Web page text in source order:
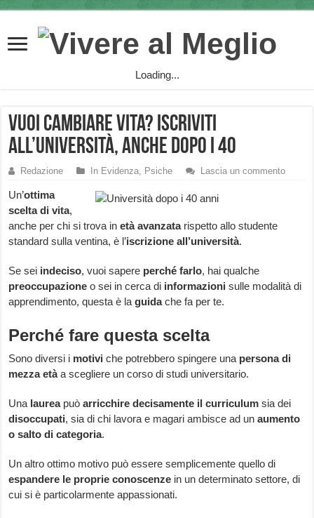
Loading...
Vuoi cambiare vita? Iscriviti
all’università, anche dopo i 40
Redazione In Evidenza, Psiche Lascia un commento
Un’ottima
scelta di vita,
anche per chi si trova inetà avanzata rispetto allo studente
standard sulla ventina, è l’iscrizione all’università.
Se sei indeciso, vuoi sapere perché farlo, hai qualche
preoccupazione o sei in cerca di informazioni sulle modalità di
apprendimento, questa è laguidache fa per te.
Perché fare questa scelta
Sono diversi i motivi che potrebbero spingere una persona di
mezza etàa scegliere un corso di studi universitario.
Una laureapuòarricchire decisamente il curriculum sia dei
disoccupati, sia di chi lavora e magari ambisce ad unaumento
o salto di categoria.
Un altro ottimo motivo può essere semplicemente quello di
espandere le proprie conoscenze in un determinato settore, di
cui si è particolarmente appassionati.